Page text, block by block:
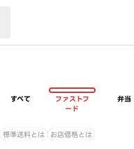
すべて
ファストフ
ード
弁当
標準送料とは お店価格とは